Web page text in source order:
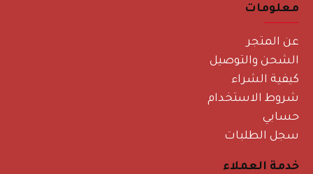
معلومات
عن المتجر
الشحن والتوصيل
كيفية الشراء
شروط الاستخدام
حسابي
سجل الطلبات
خدمة العملاء